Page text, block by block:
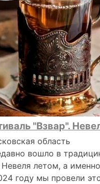
"Взвар".
область
вошло в
летом, а
году мы провели